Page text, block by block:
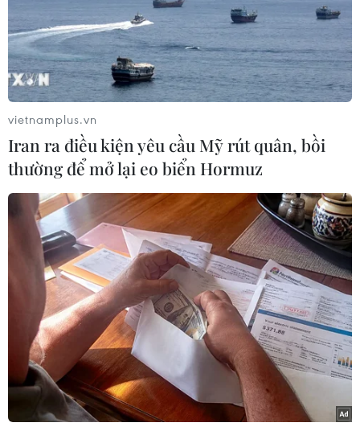
EuroAirport đã tiến hành hoạt động sơ tán vì lý
do an ninh, trong bối cảnh cũng đã xảy ra các
cuộc tấn công làm gián đoạn hệ thống đường
sắt của Pháp chỉ vài giờ trước Lễ khai mạc
Olympic Paris 2024.
Trên trang web của mình, giới chức quản lý sân
bay nêu rõ đã triển khai hoạt động sơ tán vì lý
do an ninh và sân bay này phải tạm thời đóng
cửa trong vài giờ.
Hồi cuối năm ngoái, một số sân bay khác của
Pháp, gồm EuroAirport, đã phải tiến hành hoạt
động sơ tán sau khi xuất hiện hàng loạt đe dọa
đánh bom. Sau đó, quá trình điều tra cho thấy
những đe dọa như vậy là không có thực.
Sân bay trên nằm bên phía lãnh thổ Pháp, ngay
gần khu vực biên giới với Thụy Sĩ.
Sự việc trên diễn ra trong bối cảnh nhà điều
vietnamplus.vn
Iran ra điều kiện yêu cầu Mỹ rút quân, bồi
thường để mở lại eo biển Hormuz